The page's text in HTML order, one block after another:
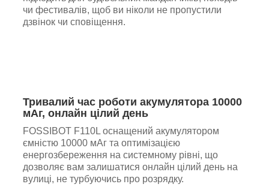
чи фестивалів, щоб ви ніколи не пропустили
дзвінок чи сповіщення.
Тривалий час роботи акумулятора 10000
мАг, онлайн цілий день
FOSSIBOT F110L оснащений акумулятором
ємністю 10000 мАг та оптимізацією
енергозбереження на системному рівні, що
дозволяє вам залишатися онлайн цілий день на
вулиці, не турбуючись про розрядку.